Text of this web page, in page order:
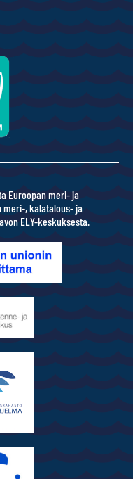
Euroopan meri- ja
meri-, kalatalous- ja
ELY-keskuksesta.